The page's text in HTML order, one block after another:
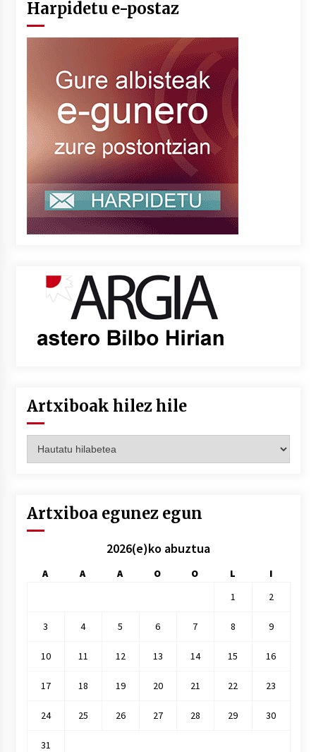
Harpidetu e-postaz
Artxiboak hilez hile
hilez
Artxiboa egunez egun
2026(e)ko abuztua
A A A O O L
I
1
2
3 4 5 6 7 8 9
10 11 12 13 14 15 16
17 18 19 20 21 22 23
24 25 26 27 28 29 30
31